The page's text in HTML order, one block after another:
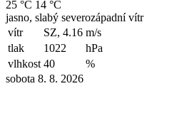
25 °C 14 °C
jasno, slabý severozápadní vítr
vítr
SZ, 4.16 m/s
tlak
1022
hPa
vlhkost 40
%
sobota 8. 8. 2026